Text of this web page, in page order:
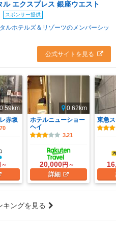
ル エクスプレス 銀座ウエスト
スポンサー提供
ルホテルズ＆リゾーツのメンバーシッ
公式サイトを見る
0.59km
赤坂
0.62km
ホテルニューショー
ヘイ
3.21
20,000円～
詳細
東急
キングを見る